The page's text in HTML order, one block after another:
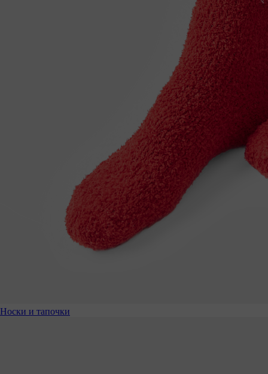
Носки и тапочки